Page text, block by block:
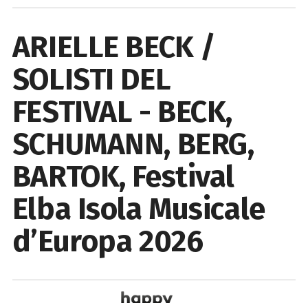
ARIELLE BECK /
SOLISTI DEL
FESTIVAL - BECK,
SCHUMANN, BERG,
BARTOK, Festival
Elba Isola Musicale
d’Europa 2026